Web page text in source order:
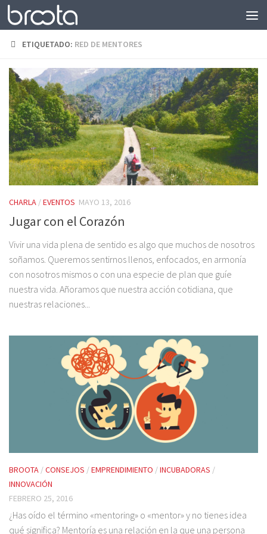
Saltar al contenido
ETIQUETADO: RED DE MENTORES
CHARLA /EVENTOS MAYO 13, 2016
Jugar con el Corazón
Vivir una vida plena de sentido es algo que muchos de nosotros
soñamos. Queremos sentirnos llenos, enfocados, en armonía
con nosotros mismos o con una especie de plan que guíe
nuestra vida. Añoramos que nuestra acción cotidiana, que
nuestras relaciones...
BROOTA /CONSEJOS /EMPRENDIMIENTO /INCUBADORAS /
INNOVACIÓN
FEBRERO 25, 2016
¿Has oído el término «mentoring» o «mentor» y no tienes idea
qué significa? Mentoría es una relación en la que una persona